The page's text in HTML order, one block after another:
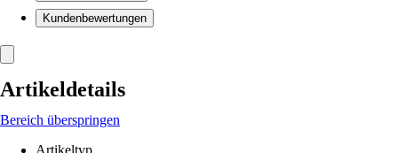
Kundenbewertungen
Artikeldetails
Bereich überspringen
Artikeltyp